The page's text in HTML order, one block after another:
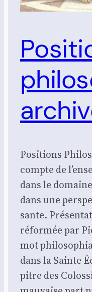
Posi­tions
compte de
dans le
dans une
sante.
réformée par
mot phi­lo­so­phia
dans la Sainte
pitre des